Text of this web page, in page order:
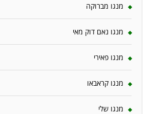
מנגו מברוקה
מנגו נאם דוק מאי
מנגו פאירי
מנגו קראבאו
מנגו שלי